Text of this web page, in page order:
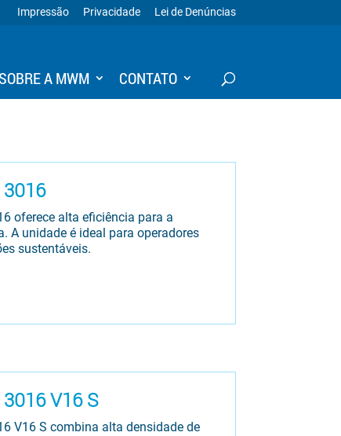
Impressão Privacidade Lei de Denúncias
A MWM CONTATO
3016
oferece alta eficiência para a
A unidade é ideal para operadores
sustentáveis.
3016 V16 S
V16 S combina alta densidade de